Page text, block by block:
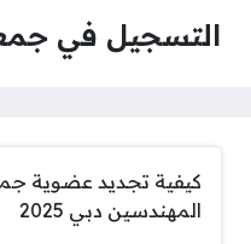
التسجيل في
كيفية تجديد عضوية
المهندسين دبي 2025